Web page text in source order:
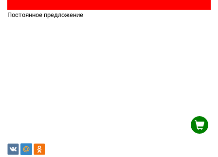
Постоянное предложение